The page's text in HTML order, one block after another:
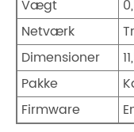
Vægt
Netværk
Dimensioner
Pakke
Firmware